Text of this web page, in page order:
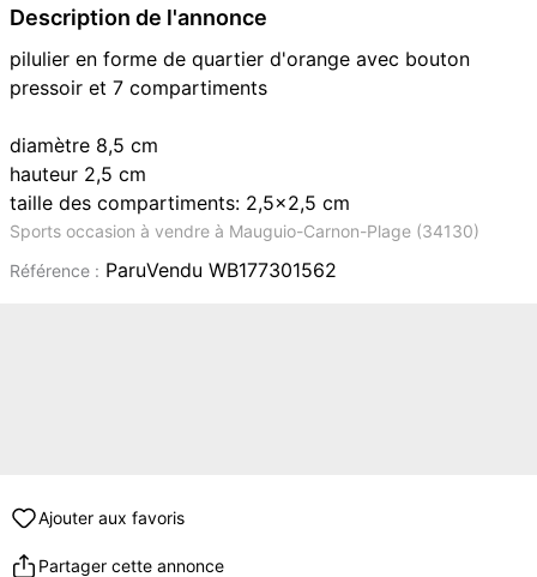
Description de l'annonce
pilulier en forme de quartier d'orange avec bouton
pressoir et 7 compartiments
diamètre 8,5 cm
hauteur 2,5 cm
taille des compartiments: 2,5x2,5 cm
Sports occasion à vendre à Mauguio-Carnon-Plage (34130)
Référence : ParuVendu WB177301562
Ajouter aux favoris
Partager cette annonce